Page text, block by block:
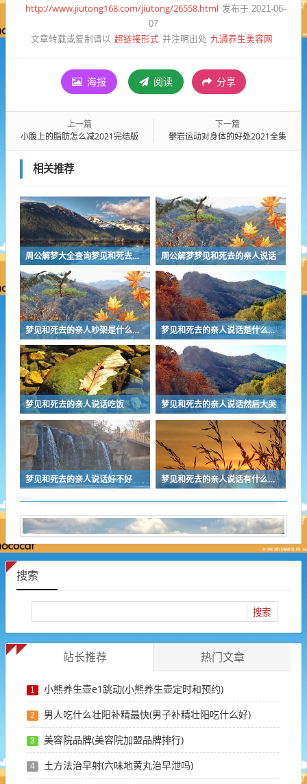
http://www.jiutong168.com/jiutong/26558.html 发布于 2021-06-
07
文章转载或复制请以 超链接形式 并注明出处 九通养生美容网
海报 阅读 分享
上一篇
小腹上的脂肪怎么减2021完结版
下一篇
攀岩运动对身体的好处2021全集
相关推荐
周公解梦大全查询梦见和死去的亲人说话 周公解梦梦见和死去的亲人说话
梦见和死去的亲人吵架是什么意思 梦见和死去的亲人说话是什么意思周公解梦
梦见和死去的亲人说话吃饭 梦见和死去的亲人说话然后大哭
梦见和死去的亲人说话好不好 梦见和死去的亲人说话有什么预兆
搜索
站长推荐 热门文章
1 小熊养生壶e1跳动(小熊养生壶定时和预约)
2 男人吃什么壮阳补精最快(男子补精壮阳吃什么好)
3 美容院品牌(美容院加盟品牌排行)
4
土方法治早射(六味地黄丸治早泄吗)